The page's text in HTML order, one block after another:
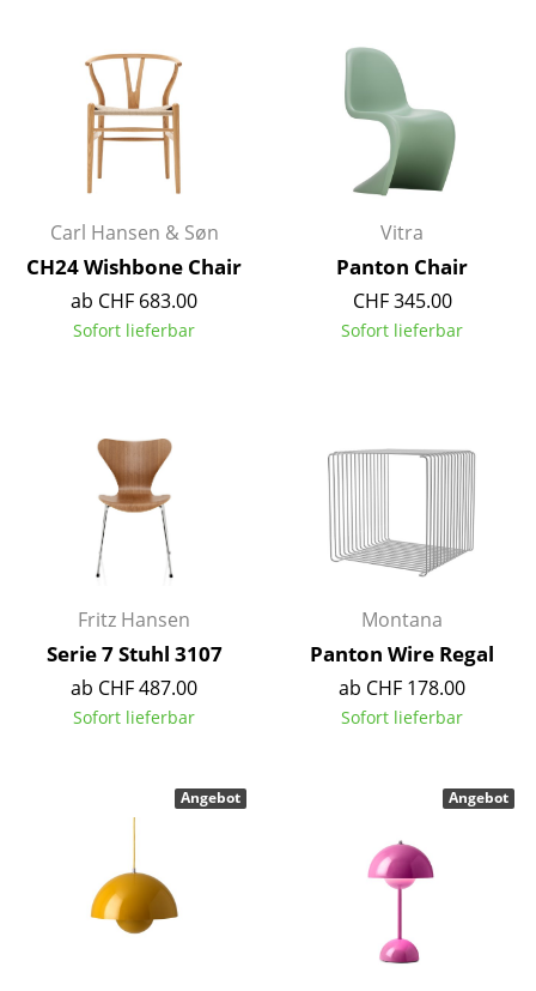
Kinderstühle
Schaukelstühle
Bürodrehstühle
Konferenzstühle
Einzelteile
Esstische
Beistelltische
Couchtische
Sekretäre & PC-Tische
Konferenztische
Gartentische
Servierwagen
Einzelteile
Carl Hansen & Søn
CH24 Wishbone Chair
ab CHF 683.00
Sofort lieferbar
Vitra
Panton Chair
CHF 345.00
Sofort lieferbar
Fritz Hansen
Serie 7 Stuhl 3107
ab CHF 487.00
Sofort lieferbar
Montana
Panton Wire Regal
ab CHF 178.00
Sofort lieferbar
Angebot Angebot